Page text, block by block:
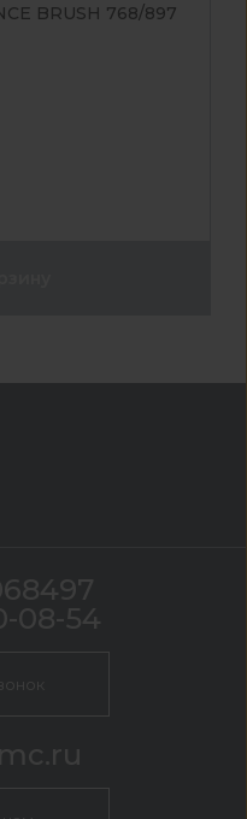
BRUSH 768/897
08-54